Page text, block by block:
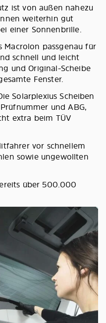
ist von außen nahezu
weiterhin gut
einer Sonnenbrille.
Macrolon passgenau für
schnell und leicht
und Original-Scheibe
Fenster.
Solarplexius Scheiben
und ABG,
extra beim TÜV
vor schnellem
sowie ungewollten
über 500.000